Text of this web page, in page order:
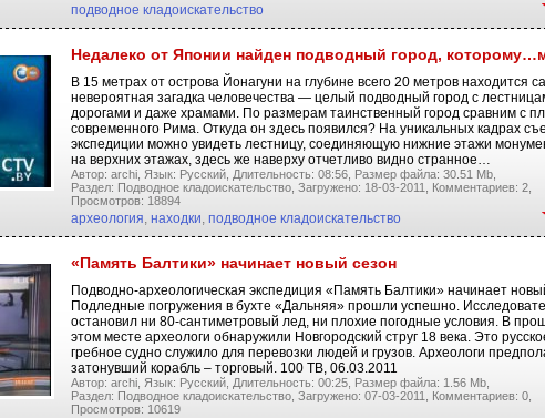
подводное кладоискательство
Недалеко от Японии найден подводный город,
В 15 метрах от острова Йонагуни на глубине всего 20 метров находится
невероятная загадка человечества — целый подводный город с
дорогами и даже храмами. По размерам таинственный город сравним с
современного Рима. Откуда он здесь появился? На уникальных кадрах
экспедиции можно увидеть лестницу, соединяющую нижние этажи
на верхних этажах, здесь же наверху отчетливо видно странное…
Автор: archi, Язык: Русский, Длительность: 08:56, Размер файла: 30.51 Mb,
Раздел: Подводное кладоискательство, Загружено: 18-03-2011,
Комментариев: 2,
Просмотров: 18894
археология, находки, подводное кладоискательство
«Память Балтики» начинает новый сезон
Подводно-археологическая экспедиция «Память Балтики» начинает
Подледные погружения в бухте «Дальняя» прошли успешно.
остановил ни 80-сантиметровый лед, ни плохие погодные условия. В
этом месте археологи обнаружили Новгородский струг 18 века. Это
гребное судно служило для перевозки людей и грузов. Археологи
затонувший корабль – торговый. 100 ТВ, 06.03.2011
Автор: archi, Язык: Русский, Длительность: 00:25, Размер файла: 1.56 Mb,
Раздел: Подводное кладоискательство, Загружено: 07-03-2011,
Комментариев: 0,
Просмотров: 10619